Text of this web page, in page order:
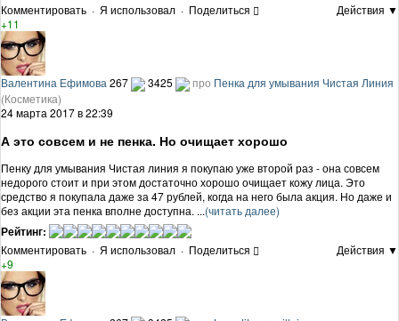
Комментировать · Я использовал · Поделиться
Действия ▼
+11
Валентина Ефимова 267 3425 про Пенка для умывания Чистая Линия
(Косметика)
24 марта 2017 в 22:39
А это совсем и не пенка. Но очищает хорошо
Пенку для умывания Чистая линия я покупаю уже второй раз - она совсем
недорого стоит и при этом достаточно хорошо очищает кожу лица. Это
средство я покупала даже за 47 рублей, когда на него была акция. Но даже и
без акции эта пенка вполне доступна. ...(читать далее)
Рейтинг:
Комментировать · Я использовал · Поделиться
Действия ▼
+9